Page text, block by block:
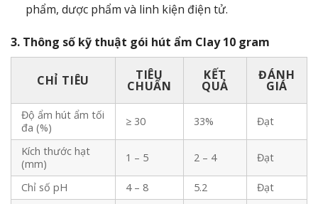
phẩm, dược phẩm và linh kiện điện tử.
3. Thông số kỹ thuật gói hút ẩm Clay 10 gram
CHỈ TIÊU TIÊU
CHUẨN
KẾT
QUẢ
ĐÁNH
GIÁ
Độ ẩm hút ẩm tối
đa (%)
≥ 30 33% Đạt
Kích thước hạt
(mm)
1 – 5 2 – 4 Đạt
Chỉ số pH 4 – 8 5.2
Đạt